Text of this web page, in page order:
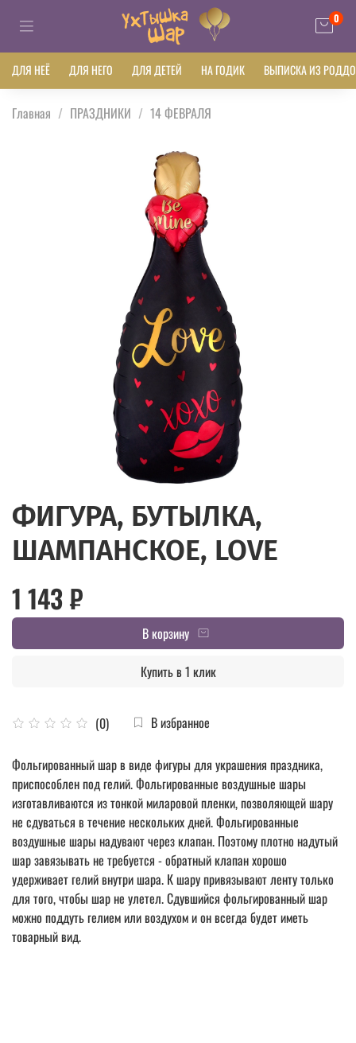
0
ДЛЯ НЕЁ ДЛЯ НЕГО ДЛЯ ДЕТЕЙ НА ГОДИК ВЫПИСКА ИЗ
Главная ПРАЗДНИКИ 14 ФЕВРАЛЯ
ФИГУРА, БУТЫЛКА,
ШАМПАНСКОЕ, LOVE
(0) В избранное
1 143 ₽
В корзину
Купить в 1 клик
Фольгированный шар в виде фигуры для украшения праздника,
приспособлен под гелий. Фольгированные воздушные шары
изготавливаются из тонкой миларовой пленки, позволяющей шару
не сдуваться в течение нескольких дней. Фольгированные
воздушные шары надувают через клапан. Поэтому плотно надутый
шар завязывать не требуется - обратный клапан хорошо
удерживает гелий внутри шара. К шару привязывают ленту только
для того, чтобы шар не улетел. Сдувшийся фольгированный шар
можно поддуть гелием или воздухом и он всегда будет иметь
товарный вид.